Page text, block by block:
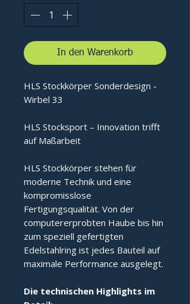
In den Warenkorb
HLS Stockkörper Sonderdesign -
Wirbel 33
HLS Stocksport – Innovation trifft
auf Maßarbeit
HLS Stockkörper stehen für
moderne Technik und eine
kompromisslose
Fertigungsqualität. Von der
computererprobten Haube bis hin
zum speziell gefertigten
Edelstahlring ist jedes Bauteil auf
maximale Performance ausgelegt.
Die technischen Highlights im